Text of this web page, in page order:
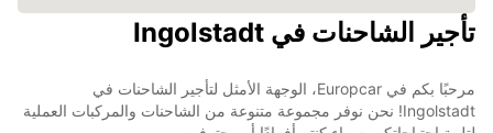
تأجير الشاحنات في Ingolstadt
مرحبًا بكم في Europcar، الوجهة الأمثل لتأجير الشاحنات في
Ingolstadt! نحن نوفر مجموعة متنوعة من الشاحنات والمركبات العملية